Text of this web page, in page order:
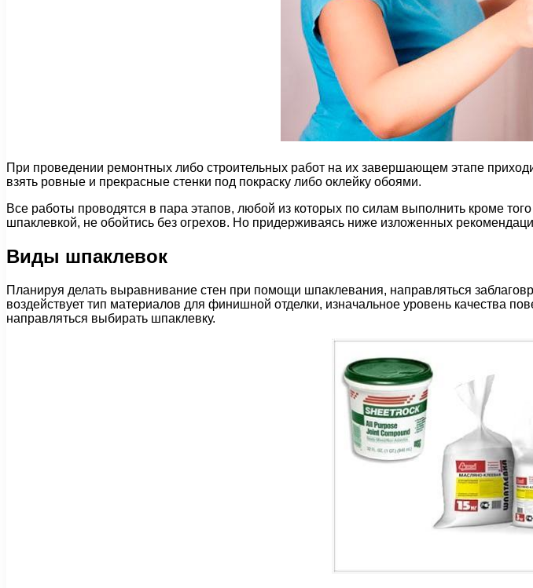
При проведении ремонтных либо строительных работ на их завершающем этапе
взять ровные и прекрасные стенки под покраску либо оклейку обоями.
Все работы проводятся в пара этапов, любой из которых по силам выполнить кроме
шпаклевкой, не обойтись без огрехов. Но придерживаясь ниже изложенных
Виды шпаклевок
Планируя делать выравнивание стен при помощи шпаклевания, направляться
воздействует тип материалов для финишной отделки, изначальное уровень качества
направляться выбирать шпаклевку.